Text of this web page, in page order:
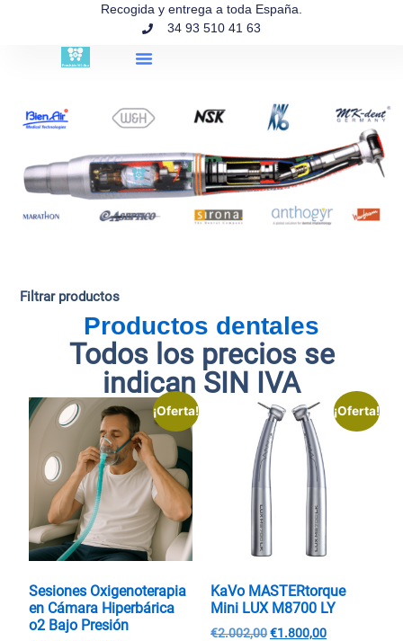
Recogida y entrega a toda España.
34 93 510 41 63
Filtrar productos
Productos dentales
Todos los precios se
indican SIN IVA
¡Oferta!
Sesiones Oxigenoterapia
en Cámara Hiperbárica
o2 Bajo Presión
¡Oferta!
KaVo MASTERtorque
Mini LUX M8700 LY
€2.002,00€1.800,00